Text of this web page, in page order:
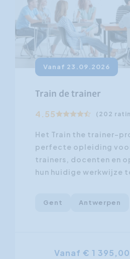
Vanaf 23.09.2026
Train de trainer
4.55 (202
Het Train the trainer-
perfecte opleiding
trainers, docenten en
hun huidige werkwijze
Gent Antwerpen
Vanaf € 1 395,00